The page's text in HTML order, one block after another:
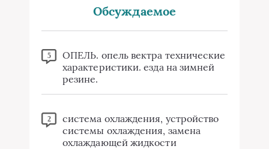
Обсуждаемое
5
ОПЕЛЬ. опель вектра технические
характеристики. езда на зимней
резине.
2
система охлаждения, устройство
системы охлаждения, замена
охлаждающей жидкости